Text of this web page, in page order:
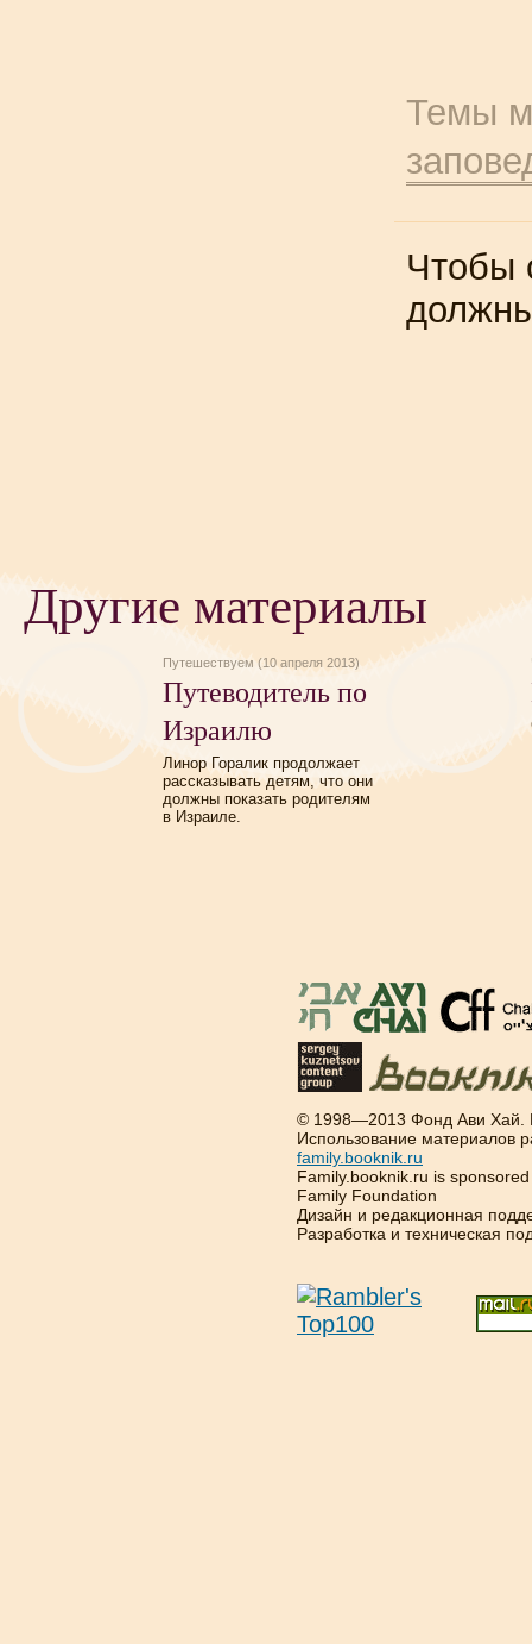
Темы
Чтобы
Другие материалы
Путешествуем (10 апреля 2013)
Путеводитель по
Израилю
Линор Горалик продолжает
рассказывать детям, что они
должны показать родителям
в Израиле.
© 1998—2013 Фонд Ави Хай.
Использование материалов
family.booknik.ru
Family.booknik.ru is
Family Foundation
Дизайн и редакционная
Разработка и техническая